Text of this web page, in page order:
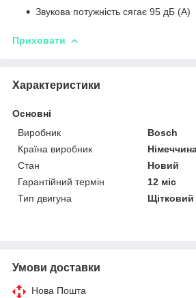
Звукова потужність сягає 95 дБ (А)
Приховати
Характеристики
Основні
Виробник
Bosch
Країна виробник
Стан
Новий
Гарантійний термін
12 міс
Тип двигуна
Щітковий
Умови доставки
Нова Пошта